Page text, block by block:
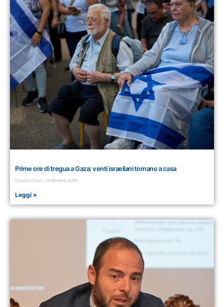
Prime ore di tregua a Gaza: venti israeliani tornano a casa
Claudio Chisu 13 Ottobre 2025
Leggi »